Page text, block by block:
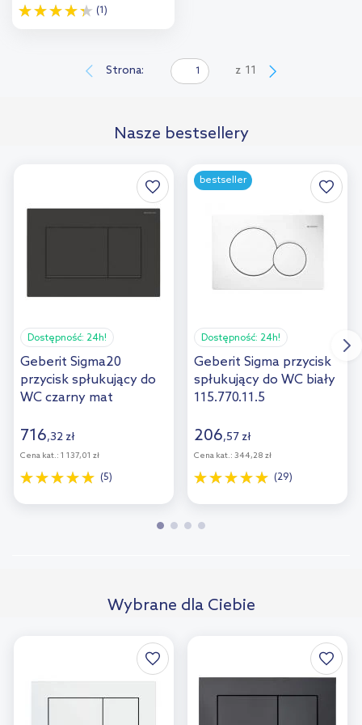
(1)
Strona: z 11
Nasze bestsellery
Dostępność: 24h!
Geberit Sigma20
przycisk spłukujący do
WC czarny mat
716,32 zł
Cena kat.: 1 137,01 zł
(5)
bestseller
Dostępność: 24h!
Geberit Sigma przycisk
spłukujący do WC biały
115.770.11.5
206,57 zł
Cena kat.: 344,28 zł
(29)
Wybrane dla Ciebie